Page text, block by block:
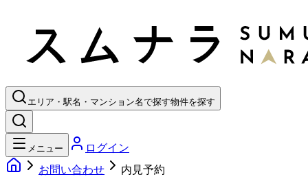
エリア・駅名・マンション名で探す物件を探す
メニュー
ログイン
お問い合わせ
内見予約